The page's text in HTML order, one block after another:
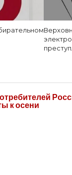
к осени